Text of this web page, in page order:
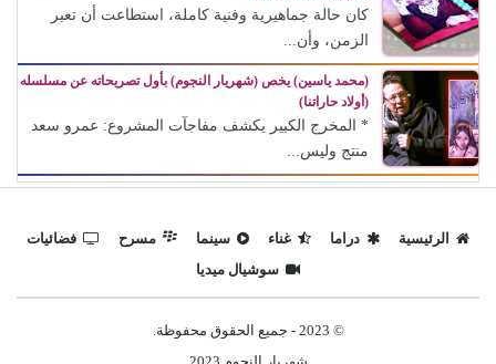
كان حالة جماهيرية وفنية كاملة، استطاعت أن تعبر
الزمن، وأن...
(محمد ياسين) يخص (شهريار النجوم) بأول تصريحاته عن مسلسله
(أولاد حاراتنا)
* المخرج الكبير يكشف مفاجآت المشروع: عمرو سعد
منتج وليس...
الرئيسية دراما غناء سينما مسرح
فضائيات
سوشيال ميديا
© 2023 - جميع الحقوق محفوظة.